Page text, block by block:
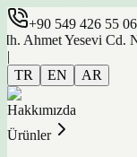
+90 549 426 55 06
Yesevi Cd. No:
|
TR
EN AR
Hakkımızda
Ürünler